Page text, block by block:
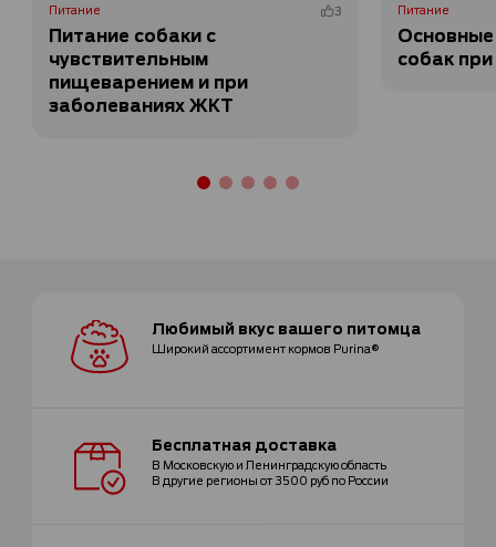
Питание 3
Питание собаки с
чувствительным
пищеварением и при
заболеваниях ЖКТ
Питание
собак
Любимый вкусвашего питомца
Широкий ассортимент кормов Purina®
Бесплатная доставка
В Московскую и Ленинградскую область
В другие регионы от 3500 руб по России